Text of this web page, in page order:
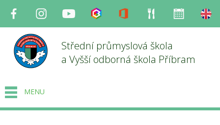
Facebook InstagramYoutube Bakaláři Office Strava
Střední průmyslová škola
a Vyšší odborná škola Příbram
MENU